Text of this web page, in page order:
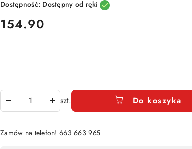
Dostępność: Dostępny od ręki
cena:
154.90
szt. Do koszyka
Zamów na telefon! 663 663 965